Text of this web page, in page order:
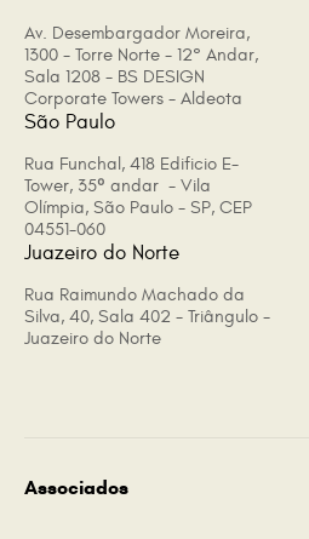
Av. Desembargador Moreira,
1300 - Torre Norte - 12° Andar,
Sala 1208 - BS DESIGN
Corporate Towers - Aldeota
São Paulo
Rua Funchal, 418 Edificio E-
Tower, 35º andar - Vila
Olímpia, São Paulo - SP, CEP
04551-060
Juazeiro do Norte
Rua Raimundo Machado da
Silva, 40, Sala 402 - Triângulo -
Juazeiro do Norte
Associados